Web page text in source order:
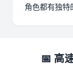
角色都有独特
📅 高